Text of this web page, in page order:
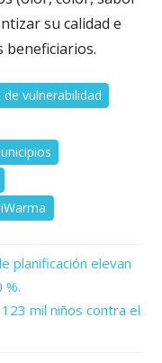
su calidad e
beneficiarios.
vulnerabilidad
planificación elevan
%.
mil niños contra el